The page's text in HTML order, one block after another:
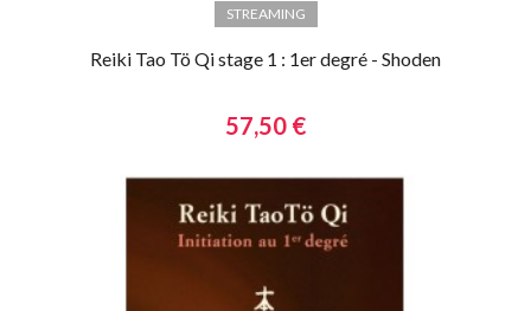
STREAMING
Reiki Tao Tö Qi stage 1 : 1er degré - Shoden
57,50 €